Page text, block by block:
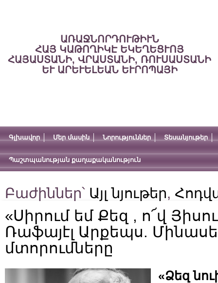
ԱՌԱՋՆՈՐԴՈՒԹԻՒՆ
ՀԱՅ ԿԱԹՈՂԻԿԷ ԵԿԵՂԵՑՒՈՅ
ՀԱՅԱՍՏԱՆԻ, ՎՐԱՍՏԱՆԻ, ՌՈՒՍԱՍՏԱՆԻ
ԵՒ ԱՐԵՒԵԼԵԱՆ ԵՒՐՈՊԱՅԻ
Գլխավոր Մեր մասին Նորություններ Տեսանյութեր
Պաշտպանության քաղաքականություն
Բաժիններ՝ Այլ նյութեր,
«Սիրում եմ Քեզ , ո՜վ
Ռաֆայէլ Արքեպս.
մտորումները
«Ձեզ